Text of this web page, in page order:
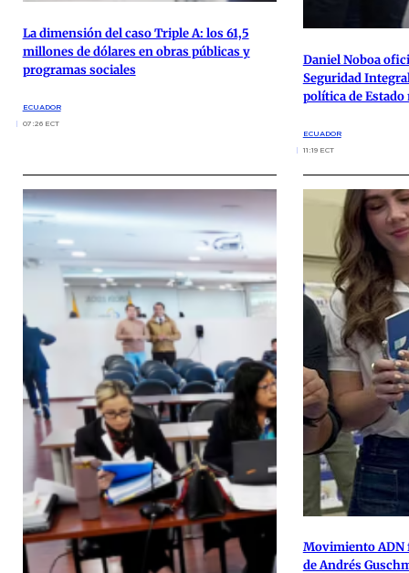
La dimensión del caso Triple A: los 61,5
millones de dólares en obras públicas y
programas sociales
ECUADOR
07:26 ECT
Daniel Noboa
Seguridad
política de
ECUADOR
11:19 ECT
Movimiento ADN
de Andrés